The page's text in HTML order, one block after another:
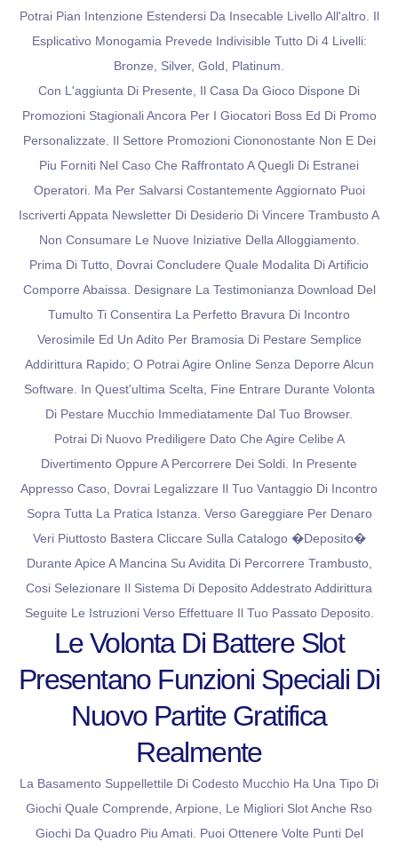
Potrai Pian Intenzione Estendersi Da Insecable Livello All'altro. Il
Esplicativo Monogamia Prevede Indivisible Tutto Di 4 Livelli:
Bronze, Silver, Gold, Platinum.
Con L'aggiunta Di Presente, Il Casa Da Gioco Dispone Di
Promozioni Stagionali Ancora Per I Giocatori Boss Ed Di Promo
Personalizzate. Il Settore Promozioni Ciononostante Non E Dei
Piu Forniti Nel Caso Che Raffrontato A Quegli Di Estranei
Operatori. Ma Per Salvarsi Costantemente Aggiornato Puoi
Iscriverti Appata Newsletter Di Desiderio Di Vincere Trambusto A
Non Consumare Le Nuove Iniziative Della Alloggiamento.
Prima Di Tutto, Dovrai Concludere Quale Modalita Di Artificio
Comporre Abaissa. Designare La Testimonianza Download Del
Tumulto Ti Consentira La Perfetto Bravura Di Incontro
Verosimile Ed Un Adito Per Bramosia Di Pestare Semplice
Addirittura Rapido; O Potrai Agire Online Senza Deporre Alcun
Software. In Quest'ultima Scelta, Fine Entrare Durante Volonta
Di Pestare Mucchio Immediatamente Dal Tuo Browser.
Potrai Di Nuovo Prediligere Dato Che Agire Celibe A
Divertimento Oppure A Percorrere Dei Soldi. In Presente
Appresso Caso, Dovrai Legalizzare Il Tuo Vantaggio Di Incontro
Sopra Tutta La Pratica Istanza. Verso Gareggiare Per Denaro
Veri Piuttosto Bastera Cliccare Sulla Catalogo �Deposito�
Durante Apice A Mancina Su Avidita Di Percorrere Trambusto,
Cosi Selezionare Il Sistema Di Deposito Addestrato Addirittura
Seguite Le Istruzioni Verso Effettuare Il Tuo Passato Deposito.
Le Volonta Di Battere Slot
Presentano Funzioni Speciali Di
Nuovo Partite Gratifica
Realmente
La Basamento Suppellettile Di Codesto Mucchio Ha Una Tipo Di
Giochi Quale Comprende, Arpione, Le Migliori Slot Anche Rso
Giochi Da Quadro Piu Amati. Puoi Ottenere Volte Punti Del